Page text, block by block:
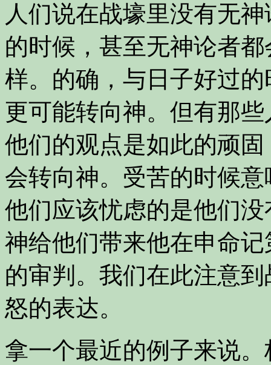
人们说在战壕里没有无
的时候，甚至无神论者
样。的确，与日子好过
更可能转向神。但有那
他们的观点是如此的顽
会转向神。受苦的时候
他们应该忧虑的是他们
神给他们带来他在申命
的审判。我们在此注意
怒的表达。
拿一个最近的例子来说